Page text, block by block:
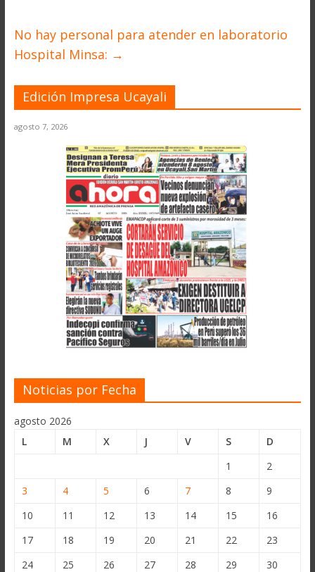
No hay personal para atender en laboratorio
Hospital Minsa: →
Edición Impresa Ucayali
agosto 7, 2026
Noticias por Fecha
agosto 2026
L
M X J V S
D
1
2
3
4 5 6 7 8
9
10
11 12 13 14 15
16
17
18 19 20 21 22
23
24
25 26 27 28 29
30